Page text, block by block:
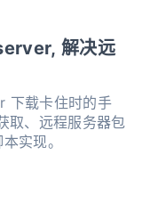
解决远
下载卡住时的手
取、远程服务器包
实现。